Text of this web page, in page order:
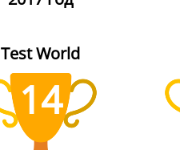
Test World
14